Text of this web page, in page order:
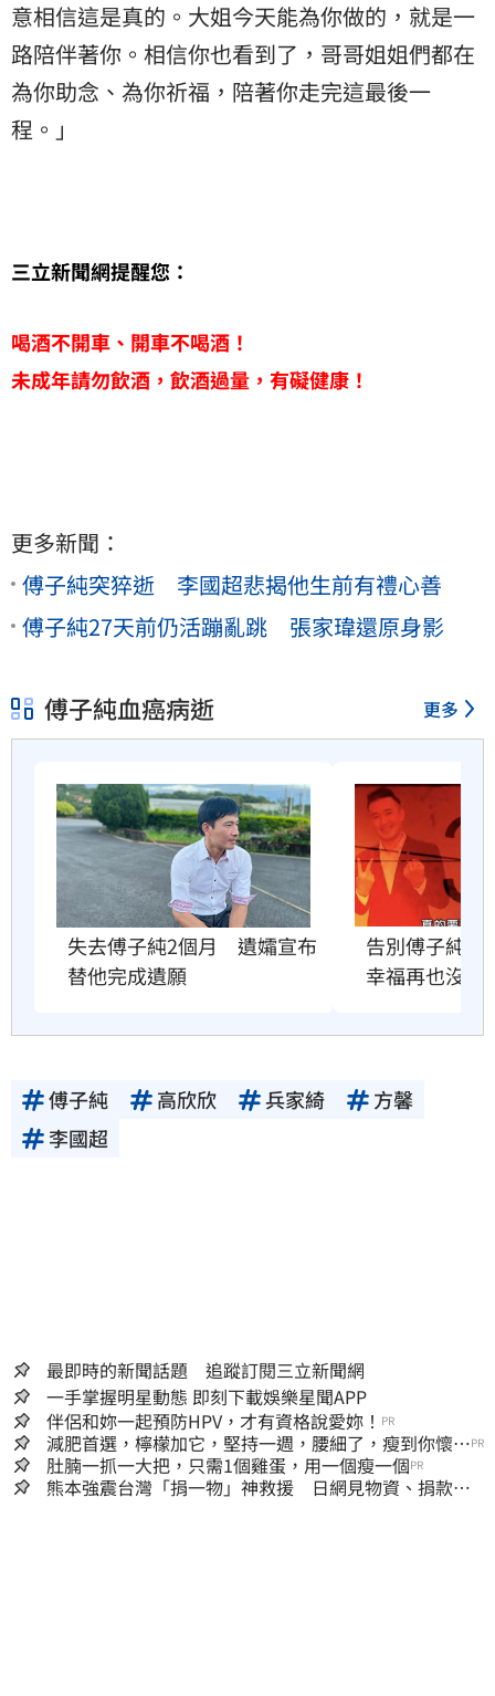
意相信這是真的。大姐今天能為你做的，就是一
路陪伴著你。相信你也看到了，哥哥姐姐們都在
為你助念、為你祈福，陪著你走完這最後一
程。」
三立新聞網提醒您：
喝酒不開車、開車不喝酒！
未成年請勿飲酒，飲酒過量，有礙健康！
更多新聞：
傅子純突猝逝 李國超悲揭他生前有禮心善
傅子純27天前仍活蹦亂跳 張家瑋還原身影
傅子純血癌病逝 更多
失去傅子純2個月　遺孀宣布
替他完成遺願
告別傅子純　
幸福再也沒有
傅子純 高欣欣 兵家綺
方馨
李國超
最即時的新聞話題 追蹤訂閱三立新聞網
一手掌握明星動態 即刻下載娛樂星聞APP
伴侶和妳一起預防HPV，才有資格說愛妳！ PR
減肥首選，檸檬加它，堅持一週，腰細了，瘦到你懷疑
人生
PR
肚腩一抓一大把，只需1個雞蛋，用一個瘦一個PR
熊本強震台灣「捐一物」神救援 日網見物資、捐款